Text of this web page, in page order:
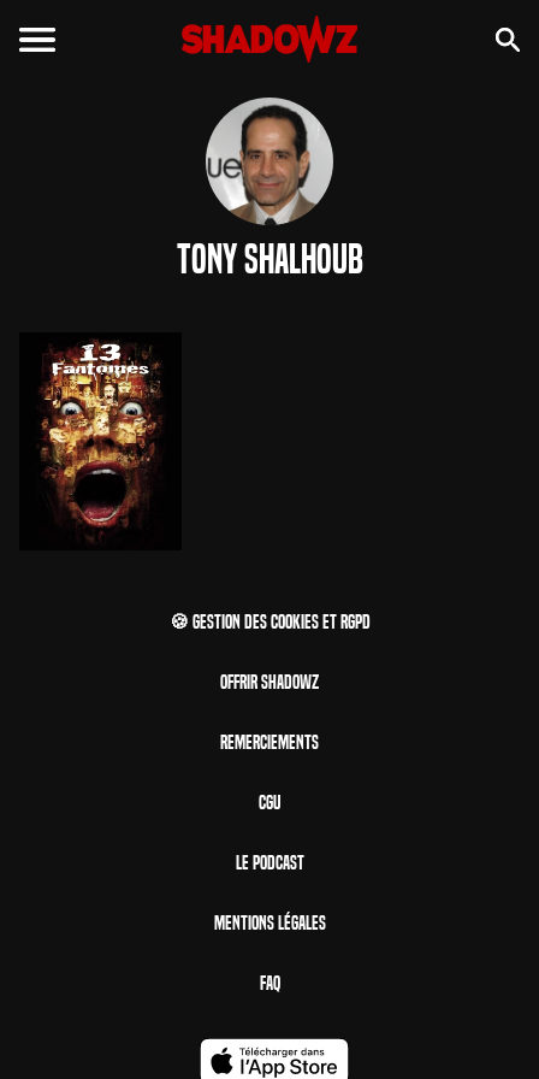
Tony Shalhoub
🍪 Gestion des cookies et RGPD
Offrir Shadowz
Remerciements
CGU
Le Podcast
Mentions Légales
FAQ